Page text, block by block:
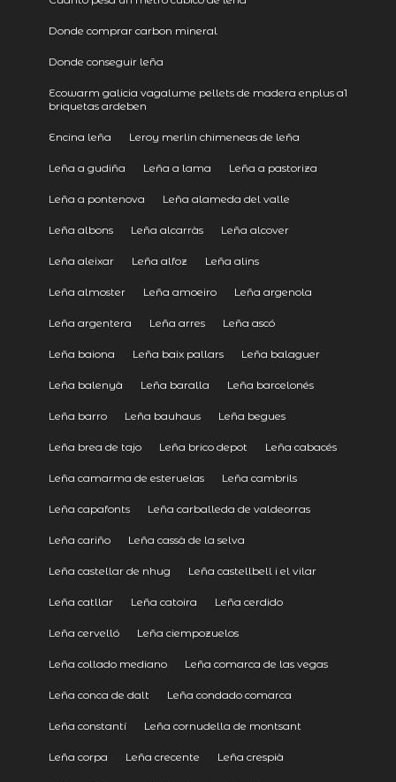
Donde comprar carbon mineral
Donde conseguir leña
Ecowarm galicia vagalume pellets de madera enplus a1
briquetas ardeben
Encina leña Leroy merlin chimeneas de leña
Leña a gudiña Leña a lama Leña a pastoriza
Leña a pontenova Leña alameda del valle
Leña albons Leña alcarràs Leña alcover
Leña aleixar Leña alfoz Leña alins
Leña almoster Leña amoeiro Leña argenola
Leña argentera Leña arres Leña ascó
Leña baiona Leña baix pallars Leña balaguer
Leña balenyà Leña baralla Leña barcelonés
Leña barro Leña bauhaus Leña begues
Leña brea de tajo Leña brico depot Leña cabacés
Leña camarma de esteruelas Leña cambrils
Leña capafonts Leña carballeda de valdeorras
Leña cariño Leña cassà de la selva
Leña castellar de nhug Leña castellbell i el vilar
Leña catllar Leña catoira Leña cerdido
Leña cervelló Leña ciempozuelos
Leña collado mediano Leña comarca de las vegas
Leña conca de dalt Leña condado comarca
Leña constantí Leña cornudella de montsant
Leña corpa Leña crecente Leña crespià